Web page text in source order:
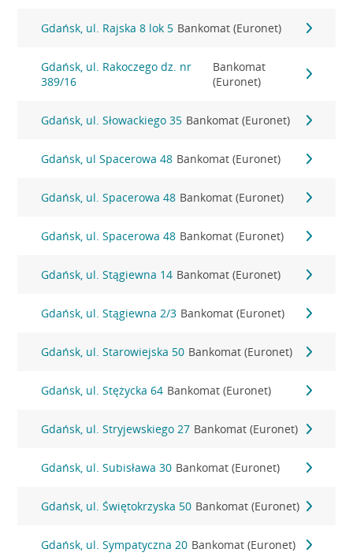
Gdańsk, ul. Rajska 8 lok 5 Bankomat (Euronet)
Gdańsk, ul. Rakoczego dz. nr
389/16
Bankomat
(Euronet)
Gdańsk, ul. Słowackiego 35 Bankomat (Euronet)
Gdańsk, ul Spacerowa 48 Bankomat (Euronet)
Gdańsk, ul. Spacerowa 48 Bankomat (Euronet)
Gdańsk, ul. Spacerowa 48 Bankomat (Euronet)
Gdańsk, ul. Stągiewna 14 Bankomat (Euronet)
Gdańsk, ul. Stągiewna 2/3 Bankomat (Euronet)
Gdańsk, ul. Starowiejska 50 Bankomat (Euronet)
Gdańsk, ul. Stężycka 64 Bankomat (Euronet)
Gdańsk, ul. Stryjewskiego 27 Bankomat (Euronet)
Gdańsk, ul. Subisława 30 Bankomat (Euronet)
Gdańsk, ul. Świętokrzyska 50 Bankomat (Euronet)
Gdańsk, ul. Sympatyczna 20 Bankomat (Euronet)